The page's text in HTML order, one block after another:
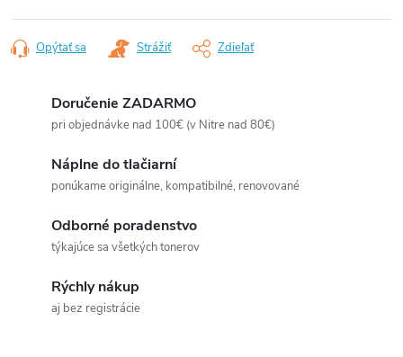
Opýtať sa Strážiť Zdieľať
Doručenie ZADARMO
pri objednávke nad 100€ (v Nitre nad 80€)
Náplne do tlačiarní
ponúkame originálne, kompatibilné, renovované
Odborné poradenstvo
týkajúce sa všetkých tonerov
Rýchly nákup
aj bez registrácie